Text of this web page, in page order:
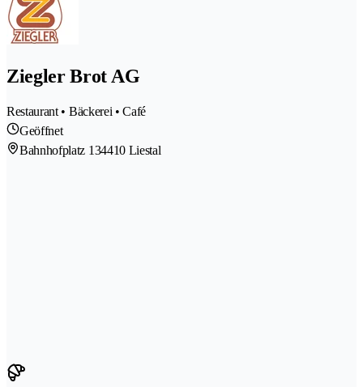
Ziegler Brot AG
Restaurant • Bäckerei • Café
Geöffnet
Bahnhofplatz 134410 Liestal